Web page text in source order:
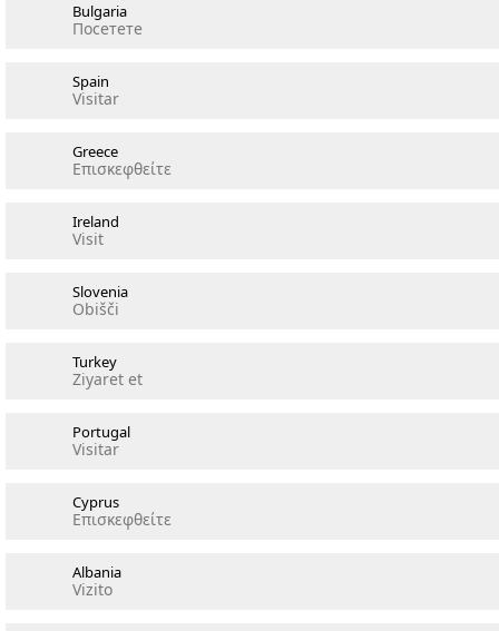
Bulgaria
Посетете
Spain
Visitar
Greece
Επισκεφθείτε
Ireland
Visit
Slovenia
Obišči
Turkey
Ziyaret et
Portugal
Visitar
Cyprus
Επισκεφθείτε
Albania
Vizito